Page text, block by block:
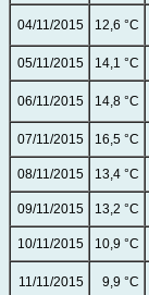
04/11/2015 12,6 °C
05/11/2015 14,1 °C
06/11/2015 14,8 °C
07/11/2015 16,5 °C
08/11/2015 13,4 °C
09/11/2015 13,2 °C
10/11/2015 10,9 °C
11/11/2015 9,9 °C